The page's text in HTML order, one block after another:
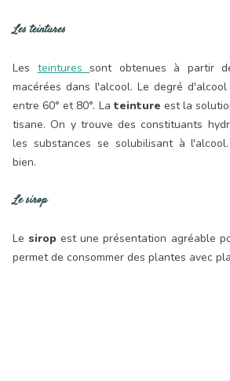
Les teintures
Les teintures sont obtenues à partir
macérées dans l'alcool. Le degré
entre 60° et 80°. La teinture est la
tisane. On y trouve des constituants
les substances se solubilisant à
bien.
Le sirop
Le siropest une présentation agréable
permet de consommer des plantes avec